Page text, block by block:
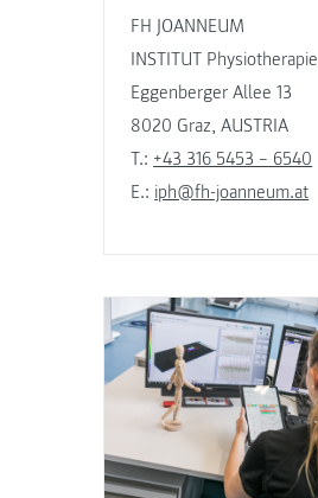
FH JOANNEUM
INSTITUT Physiotherapie
Eggenberger Allee 13
8020 Graz, AUSTRIA
T.: +43 316 5453 – 6540
E.: iph@fh-joanneum.at